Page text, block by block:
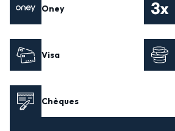
Oney
Visa
Chèques